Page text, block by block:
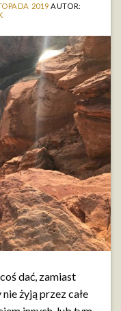
2019 AUTOR:
dać, zamiast
żyją przez całe